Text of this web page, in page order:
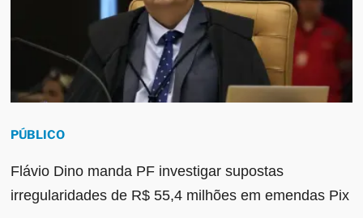
PÚBLICO
Flávio Dino manda PF investigar supostas
irregularidades de R$ 55,4 milhões em emendas Pix